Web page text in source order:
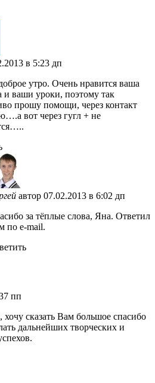
в 5:23 дп
утро. Очень нравится ваша
и ваши уроки, поэтому так
прошу помощи, через контакт
вот через гугл + не
автор 07.02.2013 в 6:02 дп
за тёплые слова, Яна. Ответил
по e-mail.
пп
хочу сказать Вам большое спасибо
дальнейших творческих и